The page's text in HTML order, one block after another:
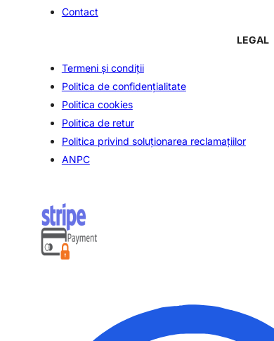
Contact
LEGAL
Termeni și condiții
Politica de confidenţialitate
Politica cookies
Politica de retur
Politica privind soluționarea reclamațiilor
ANPC